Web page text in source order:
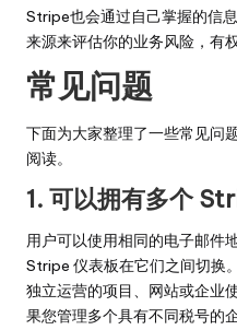
Stripe也会通过自己掌握的信
来源来评估你的业务风险，有
常见问题
下面为大家整理了一些常见问
阅读。
1. 可以拥有多个
用户可以使用相同的电子邮件
Stripe 仪表板在它们之间切换
独立运营的项目、网站或企业
果您管理多个具有不同税号的